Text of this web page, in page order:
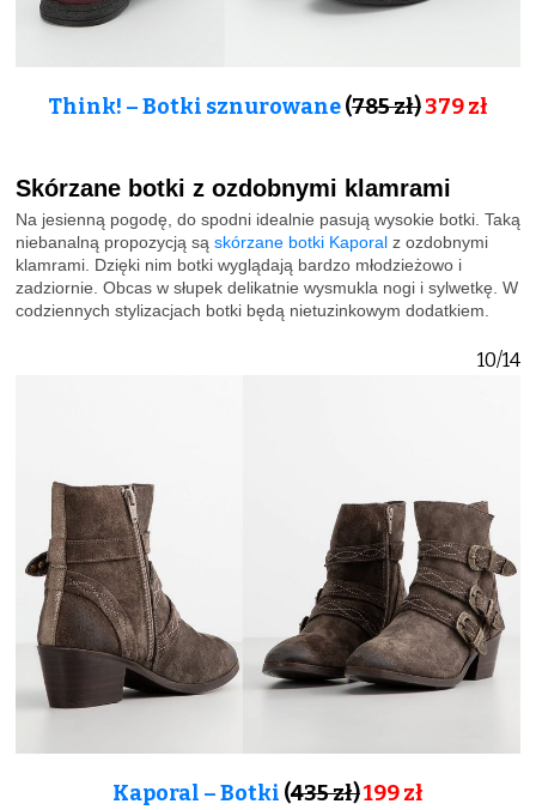
Think! – Botki sznurowane(785 zł)379 zł
Skórzane botki z ozdobnymi klamrami
Na jesienną pogodę, do spodni idealnie pasują wysokie botki. Taką
niebanalną propozycją są skórzane botki Kaporal z ozdobnymi
klamrami. Dzięki nim botki wyglądają bardzo młodzieżowo i
zadziornie. Obcas w słupek delikatnie wysmukla nogi i sylwetkę. W
codziennych stylizacjach botki będą nietuzinkowym dodatkiem.
10/14
Kaporal – Botki (435 zł)199 zł